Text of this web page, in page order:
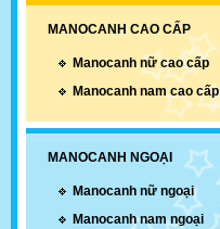
MANOCANH CAO CẤP
Manocanh nữ cao cấp
Manocanh nam cao cấp
MANOCANH NGOẠI
Manocanh nữ ngoại
Manocanh nam ngoại